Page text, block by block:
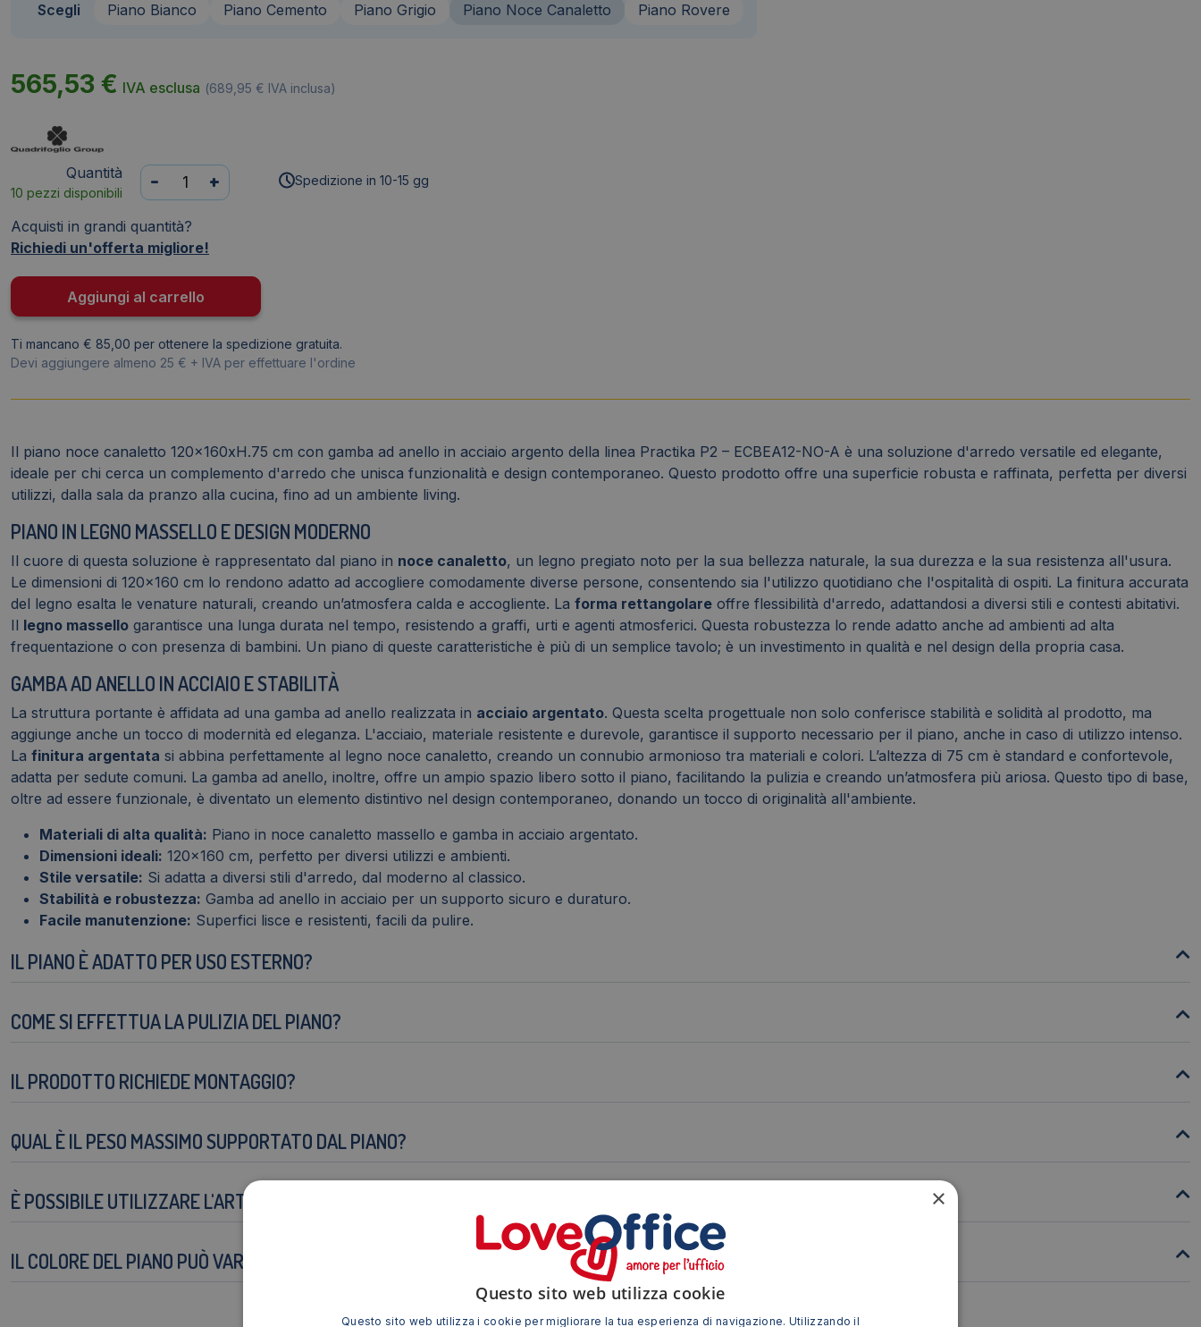
Scegli Piano Bianco Piano Cemento Piano Grigio Piano Noce Canaletto Piano Rovere
565,53 € IVA esclusa (689,95 € IVA inclusa)
Quantità
10 pezzi disponibili
Bench
piano
Noce
canaletto
120x160xh.75
cm
gamba
ad
anello
in
Practika
P2
-
NO-
A
quantità
- + Spedizione in 10-15 gg
Acquisti in grandi quantità?
Richiedi un'offerta migliore!
Aggiungi al carrello
Ti mancano € 85,00 per ottenere la spedizione gratuita.
Devi aggiungere almeno 25 € + IVA per effettuare l'ordine
Il piano noce canaletto 120x160xH.75 cm con gamba ad anello in acciaio argento della linea Practika P2 – ECBEA12-NO-A è una soluzione d'arredo versatile ed elegante,
ideale per chi cerca un complemento d'arredo che unisca funzionalità e design contemporaneo. Questo prodotto offre una superficie robusta e raffinata, perfetta per diversi
utilizzi, dalla sala da pranzo alla cucina, fino ad un ambiente living.
PIANO IN LEGNO MASSELLO E DESIGN MODERNO
Il cuore di questa soluzione è rappresentato dal piano in noce canaletto, un legno pregiato noto per la sua bellezza naturale, la sua durezza e la sua resistenza all'usura.
Le dimensioni di 120x160 cm lo rendono adatto ad accogliere comodamente diverse persone, consentendo sia l'utilizzo quotidiano che l'ospitalità di ospiti. La finitura accurata
del legno esalta le venature naturali, creando un’atmosfera calda e accogliente. La forma rettangolare offre flessibilità d'arredo, adattandosi a diversi stili e contesti abitativi.
Il legno massello garantisce una lunga durata nel tempo, resistendo a graffi, urti e agenti atmosferici. Questa robustezza lo rende adatto anche ad ambienti ad alta
frequentazione o con presenza di bambini. Un piano di queste caratteristiche è più di un semplice tavolo; è un investimento in qualità e nel design della propria casa.
GAMBA AD ANELLO IN ACCIAIO E STABILITÀ
La struttura portante è affidata ad una gamba ad anello realizzata in acciaio argentato. Questa scelta progettuale non solo conferisce stabilità e solidità al prodotto, ma
aggiunge anche un tocco di modernità ed eleganza. L'acciaio, materiale resistente e durevole, garantisce il supporto necessario per il piano, anche in caso di utilizzo intenso.
La finitura argentata si abbina perfettamente al legno noce canaletto, creando un connubio armonioso tra materiali e colori. L’altezza di 75 cm è standard e confortevole,
adatta per sedute comuni. La gamba ad anello, inoltre, offre un ampio spazio libero sotto il piano, facilitando la pulizia e creando un’atmosfera più ariosa. Questo tipo di base,
oltre ad essere funzionale, è diventato un elemento distintivo nel design contemporaneo, donando un tocco di originalità all'ambiente.
Materiali di alta qualità: Piano in noce canaletto massello e gamba in acciaio argentato.
Dimensioni ideali: 120x160 cm, perfetto per diversi utilizzi e ambienti.
Stile versatile: Si adatta a diversi stili d'arredo, dal moderno al classico.
Stabilità e robustezza: Gamba ad anello in acciaio per un supporto sicuro e duraturo.
Facile manutenzione: Superfici lisce e resistenti, facili da pulire.
IL PIANO È ADATTO PER USO ESTERNO?
COME SI EFFETTUA LA PULIZIA DEL PIANO?
IL PRODOTTO RICHIEDE MONTAGGIO?
QUAL È IL PESO MASSIMO SUPPORTATO DAL PIANO?
È POSSIBILE UTILIZZARE L'ARTICOLO IN AMBIENTI UMIDI?
IL COLORE DEL PIANO PUÒ VARIARE RISPETTO ALLA FOTO?
×
Questo sito web utilizza cookie
Questo sito web utilizza i cookie per migliorare la tua esperienza di navigazione. Utilizzando il